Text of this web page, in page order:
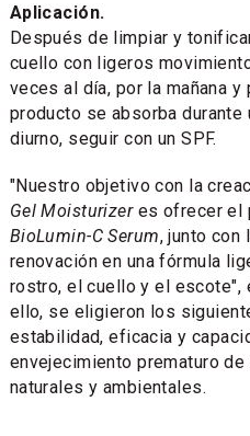
Aplicación.
Después de limpiar y
cuello con ligeros
veces al día, por la mañana y
producto se absorba durante
diurno, seguir con un SPF.
"Nuestro objetivo con la
Gel Moisturizeres ofrecer el
BioLumin-C Serum, junto con
renovación en una fórmula
rostro, el cuello y el escote",
ello, se eligieron los
estabilidad, eficacia y
envejecimiento prematuro
naturales y ambientales.